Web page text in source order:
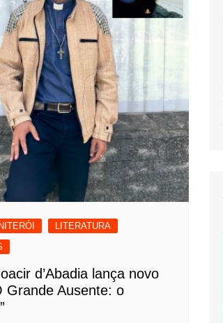
LITERATURA
d’Abadia lança novo
Grande Ausente: o